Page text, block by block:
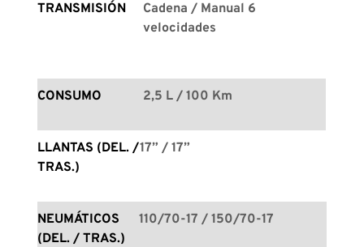
TRANSMISIÓN
Cadena / Manual 6
velocidades
CONSUMO 2,5 L / 100 Km
LLANTAS (DEL. /
TRAS.)
17” / 17”
NEUMÁTICOS
(DEL. / TRAS.)
110/70-17 / 150/70-17